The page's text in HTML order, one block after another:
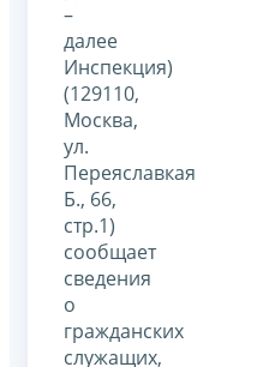
–
далее
Инспекция)
(129110,
Москва,
ул.
Переяславкая
Б., 66,
стр.1)
сообщает
сведения
о
гражданских
служащих,